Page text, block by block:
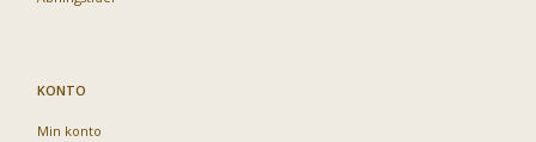
KONTO
Min konto